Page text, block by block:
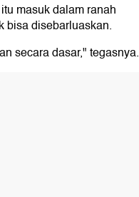
masuk dalam ranah
bisa disebarluaskan.
secara dasar," tegasnya.